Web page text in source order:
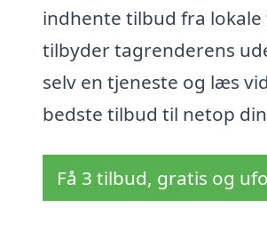
indhente tilbud fra lokale
tilbyder tagrenderens
selv en tjeneste og læs
bedste tilbud til netop
Få 3 tilbud, gratis og